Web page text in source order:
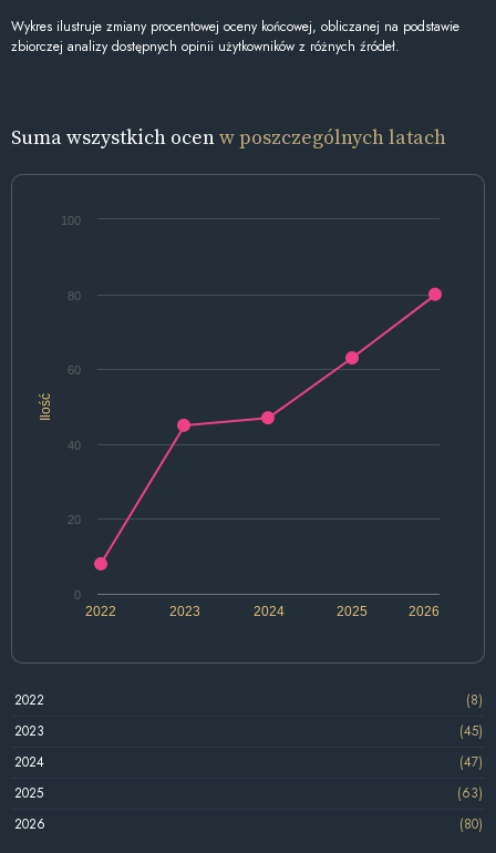
Wykres ilustruje zmiany procentowej oceny końcowej, obliczanej na podstawie
zbiorczej analizy dostępnych opinii użytkowników z różnych źródeł.
Suma wszystkich ocenw poszczególnych latach
Ilość
2022 2024 2026
2023 2025
0
20
40
60
80
100
2022
(8)
2023
(45)
2024
(47)
2025
(63)
2026
(80)